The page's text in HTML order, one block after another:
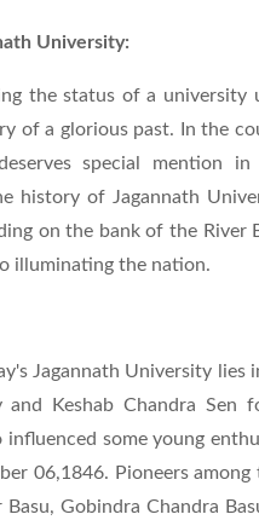
University:
the status of a university
of a glorious past. In the
special mention
history of Jagannath
on the bank of the
illuminating the nation.
Jagannath University lies
and Keshab Chandra
influenced some young
06,1846. Pioneers
Basu, Gobindra Chandra